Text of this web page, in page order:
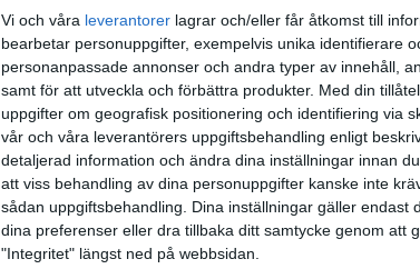
Vi och våra leverantorer lagrar och/eller får åtkomst till
bearbetar personuppgifter, exempelvis unika identifierare
personanpassade annonser och andra typer av innehåll,
samt för att utveckla och förbättra produkter. Med din
uppgifter om geografisk positionering och identifiering via
vår och våra leverantörers uppgiftsbehandling enligt
detaljerad information och ändra dina inställningar innan
att viss behandling av dina personuppgifter kanske inte
sådan uppgiftsbehandling. Dina inställningar gäller
dina preferenser eller dra tillbaka ditt samtycke genom att
"Integritet" längst ned på webbsidan.
2:a
56 min
M. Kouyate
60 min
M. Berggren
(ut.M. Kouyate)
60 min
K. Persson
(ut.M. Mokede)